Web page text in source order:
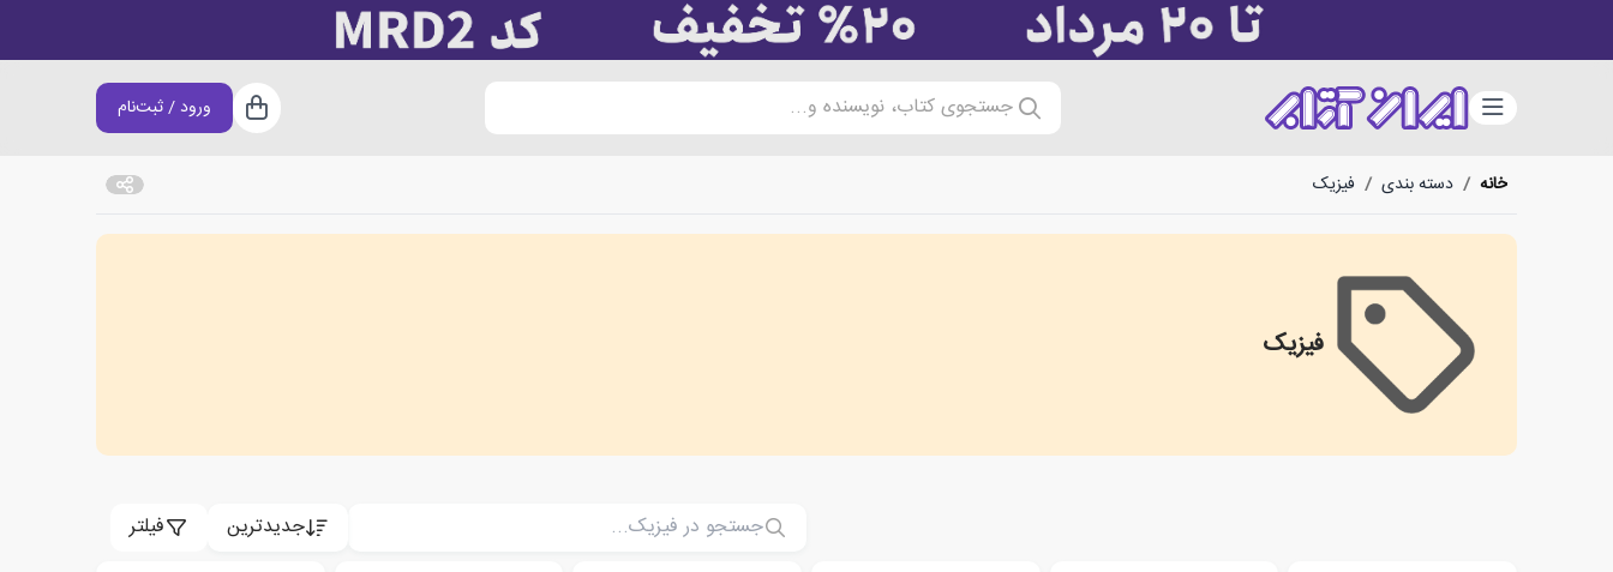
دسته‌بندی جستجوی کتاب، نویسنده و... سبد خرید
ورود / ثبت‌نام
خانه / دسته بندی / فیزیک
فیزیک
فیزیک
جدیدترین فیلتر